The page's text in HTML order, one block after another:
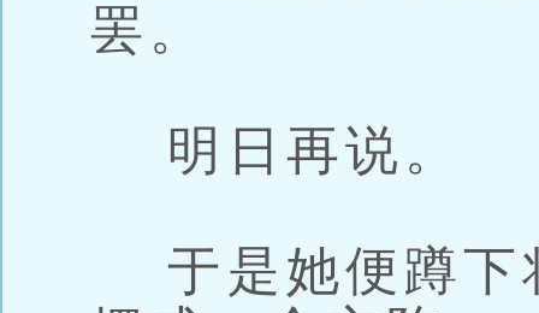
罢。
明日再说。
于是她便蹲下